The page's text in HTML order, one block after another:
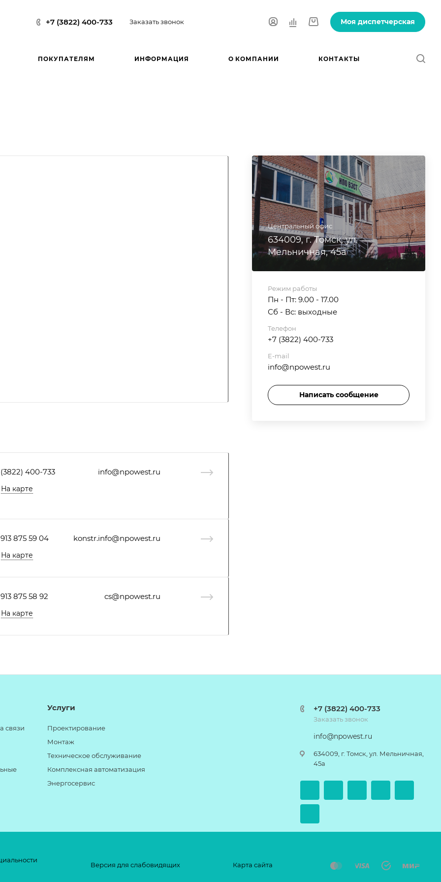
+7 (3822) 400-733 Заказать звонок Моя диспетчерская
ПОКУПАТЕЛЯМ ИНФОРМАЦИЯ О КОМПАНИИ КОНТАКТЫ
400-733 info@npowest.ru
На карте
875 59 04 konstr.info@npowest.ru
На карте
875 58 92 cs@npowest.ru
На карте
Центральный офис
634009, г. Томск, ул.
Мельничная, 45а
Режим работы
Пн - Пт: 9.00 - 17.00
Сб - Вс: выходные
Телефон
+7 (3822) 400-733
E-mail
info@npowest.ru
Написать сообщение
связи
Услуги
Проектирование
Монтаж
Техническое обслуживание
Комплексная автоматизация
Энергосервис
+7 (3822) 400-733
Заказать звонок
info@npowest.ru
634009, г. Томск, ул. Мельничная,
45а
Версия для слабовидящих Карта сайта